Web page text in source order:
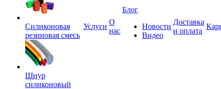
Силиконовая
резиновая смесь
Шнур
силиконовый
Услуги
О
нас
Блог
Новости
Видео
Доставка
и оплата